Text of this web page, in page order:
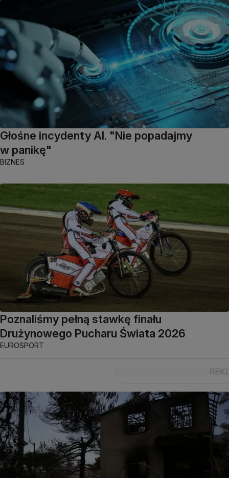
Głośne incydenty AI. "Nie popadajmy
w panikę"
BIZNES
Poznaliśmy pełną stawkę finału
Drużynowego Pucharu Świata 2026
EUROSPORT